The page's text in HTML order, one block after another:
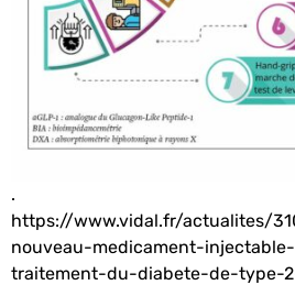
.
https://www.vidal.fr/actualites/
nouveau-medicament-
traitement-du-diabete-de-type-